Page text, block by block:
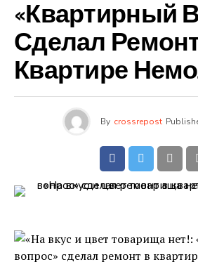
«Квартирный
Сделал
Квартире
By crossrepost